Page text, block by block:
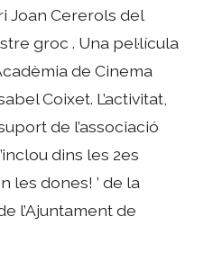
Joan Cererols del
groc . Una pel·lícula
de Cinema
Coixet. L’activitat,
de l’associació
dins les 2es
les dones! ’ de la
l’Ajuntament de